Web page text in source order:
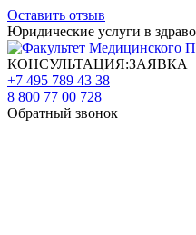
Оставить отзыв
Юридические услуги в
КОНСУЛЬТАЦИЯ:ЗАЯВКА
+7 495 789 43 38
8 800 77 00 728
Обратный звонок